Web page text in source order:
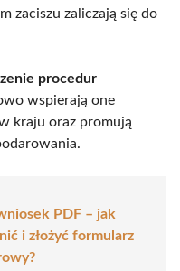
zaciszu zaliczają się do
procedur
wspierają one
kraju oraz promują
PDF – jak
i złożyć formularz